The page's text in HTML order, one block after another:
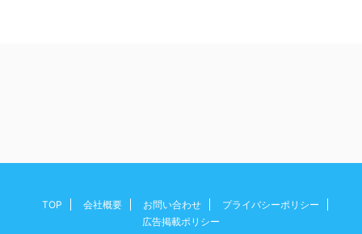
TOP 会社概要 お問い合わせ
プライバシーポリシー
広告掲載ポリシー